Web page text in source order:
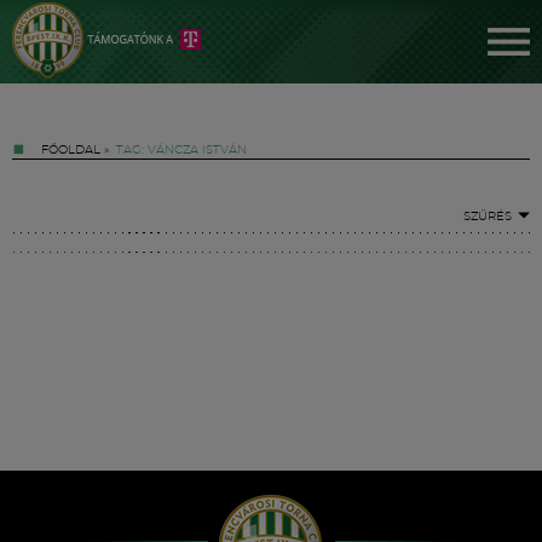
FŐOLDAL » TAG: VÁNCZA ISTVÁN
SZŰRÉS
Hírek